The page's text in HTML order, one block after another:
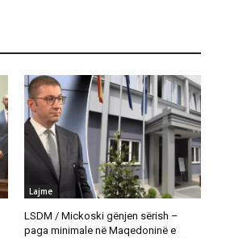
Lajme
LSDM / Mickoski gënjen sërish –
paga minimale në Maqedoninë e